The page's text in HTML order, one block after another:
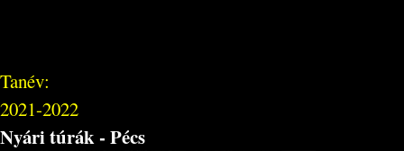
Tanév:
2021-2022
Nyári túrák - Pécs